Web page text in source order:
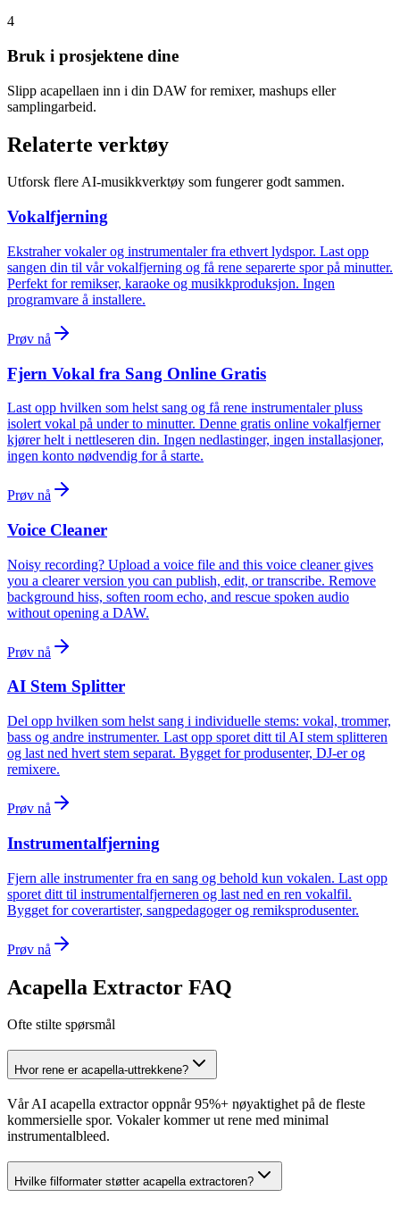
4
Bruk i prosjektene dine
Slipp acapellaen inn i din DAW for remixer, mashups eller
samplingarbeid.
Relaterte verktøy
Utforsk flere AI-musikkverktøy som fungerer godt sammen.
Vokalfjerning
Ekstraher vokaler og instrumentaler fra ethvert lydspor. Last opp
sangen din til vår vokalfjerning og få rene separerte spor på minutter.
Perfekt for remikser, karaoke og musikkproduksjon. Ingen
programvare å installere.
Prøv nå
Fjern Vokal fra Sang Online Gratis
Last opp hvilken som helst sang og få rene instrumentaler pluss
isolert vokal på under to minutter. Denne gratis online vokalfjerner
kjører helt i nettleseren din. Ingen nedlastinger, ingen installasjoner,
ingen konto nødvendig for å starte.
Prøv nå
Voice Cleaner
Noisy recording? Upload a voice file and this voice cleaner gives
you a clearer version you can publish, edit, or transcribe. Remove
background hiss, soften room echo, and rescue spoken audio
without opening a DAW.
Prøv nå
AI Stem Splitter
Del opp hvilken som helst sang i individuelle stems: vokal, trommer,
bass og andre instrumenter. Last opp sporet ditt til AI stem splitteren
og last ned hvert stem separat. Bygget for produsenter, DJ-er og
remixere.
Prøv nå
Instrumentalfjerning
Fjern alle instrumenter fra en sang og behold kun vokalen. Last opp
sporet ditt til instrumentalfjerneren og last ned en ren vokalfil.
Bygget for coverartister, sangpedagoger og remiksprodusenter.
Prøv nå
Acapella Extractor FAQ
Ofte stilte spørsmål
Hvor rene er acapella-uttrekkene?
Vår AI acapella extractor oppnår 95%+ nøyaktighet på de fleste
kommersielle spor. Vokaler kommer ut rene med minimal
instrumentalbleed.
Hvilke filformater støtter acapella extractoren?